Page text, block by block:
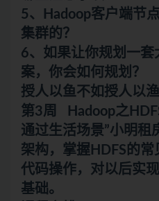
5、Hadoop客户端节
集群的？
6、如果让你规划一
案，你会如何规划？
授人以鱼不如授人以
第3周 Hadoop之
通过生活场景”小明租
架构，掌握HDFS的常
代码操作，对以后实
基础。